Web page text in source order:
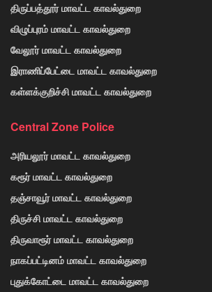
திருப்பத்தூர் மாவட்ட காவல்துறை
விழுப்புரம் மாவட்ட காவல்துறை
வேலூர் மாவட்ட காவல்துறை
இராணிப்பேட்டை மாவட்ட காவல்துறை
கள்ளக்குறிச்சி மாவட்ட காவல்துறை
Central Zone Police
அரியலூர் மாவட்ட காவல்துறை
கரூர் மாவட்ட காவல்துறை
தஞ்சாவூர் மாவட்ட காவல்துறை
திருச்சி மாவட்ட காவல்துறை
திருவாரூர் மாவட்ட காவல்துறை
நாகப்பட்டினம் மாவட்ட காவல்துறை
புதுக்கோட்டை மாவட்ட காவல்துறை